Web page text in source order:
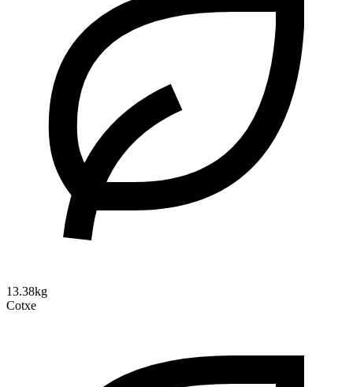
13.38kg
Cotxe